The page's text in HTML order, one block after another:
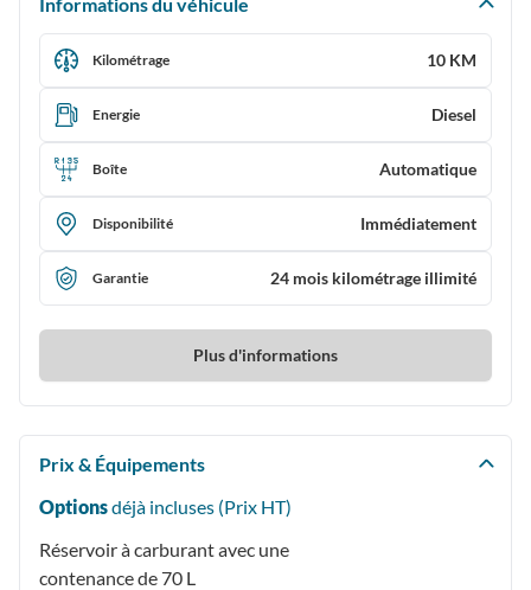
Kilométrage 10 KM
Energie Diesel
Boîte Automatique
Disponibilité Immédiatement
Garantie 24 mois kilométrage illimité
Plus d'informations
Prix & Équipements
Optionsdéjà incluses (Prix HT)
Réservoir à carburant avec une
contenance de 70 L